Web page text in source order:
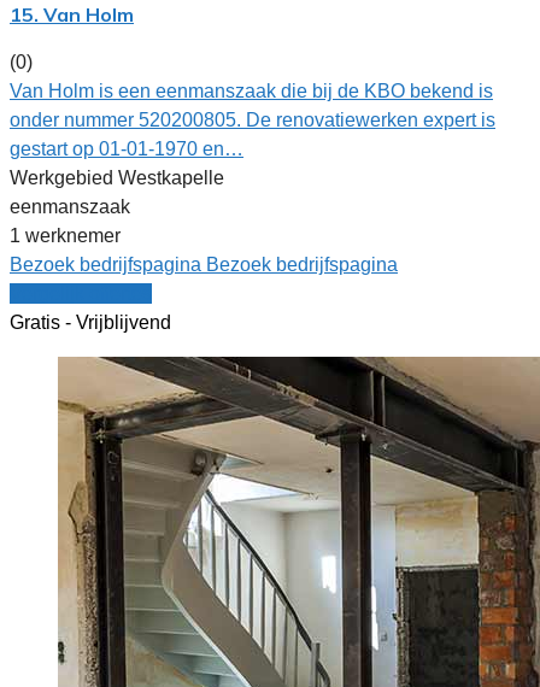
15. Van Holm
(0)
Van Holm is een eenmanszaak die bij de KBO bekend is
onder nummer 520200805. De renovatiewerken expert is
gestart op 01-01-1970 en…
Werkgebied Westkapelle
eenmanszaak
1 werknemer
Bezoek bedrijfspagina Bezoek bedrijfspagina
Gratis - Vrijblijvend